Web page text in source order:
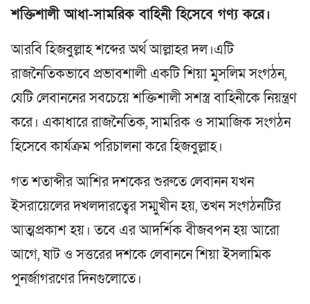
শক্তিশালী আধা-সামরিক বাহিনী হিসেবে গণ্য করে।
আরবি হিজবুল্লাহ শব্দের অর্থ আল্লাহর দল।এটি
রাজনৈতিকভাবে প্রভাবশালী একটি শিয়া মুসলিম সংগঠন,
যেটি লেবাননের সবচেয়ে শক্তিশালী সশস্ত্র বাহিনীকে নিয়ন্ত্রণ
করে। একাধারে রাজনৈতিক, সামরিক ও সামাজিক সংগঠন
হিসেবে কার্যক্রম পরিচালনা করে হিজবুল্লাহ।
গত শতাব্দীর আশির দশকের শুরুতে লেবানন যখন
ইসরায়েলের দখলদারত্বের সম্মুখীন হয়, তখন সংগঠনটির
আত্মপ্রকাশ হয়। তবে এর আদর্শিক বীজবপন হয় আরো
আগে, ষাট ও সত্তরের দশকে লেবাননে শিয়া ইসলামিক
পুনর্জাগরণের দিনগুলোতে।